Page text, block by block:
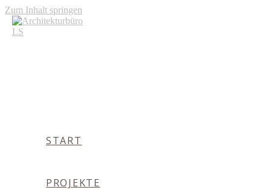
Zum Inhalt springen
START
PROJEKTE